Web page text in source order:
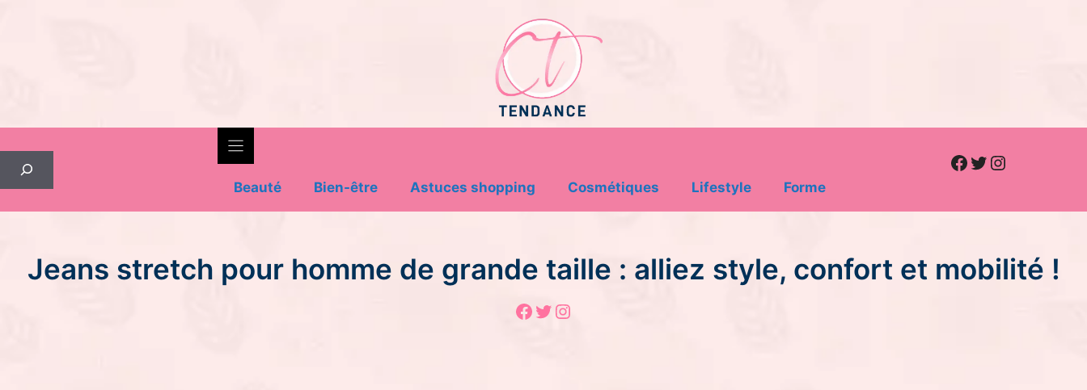
Beauté
Bien-être Astuces shopping Cosmétiques Lifestyle Forme
Facebook
Twitter
Instagram
Jeans stretch pour homme de grande taille : alliez style, confort et mobilité !
Facebook
Twitter
Instagram